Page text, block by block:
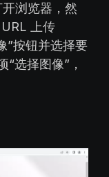
浏览器，然
上传
”按钮并选择要
选择图像”，